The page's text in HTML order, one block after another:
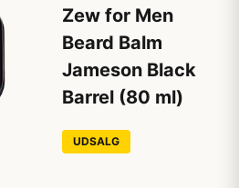
Zew for Men
Beard Balm
Jameson Black
Barrel (80 ml)
UDSALG